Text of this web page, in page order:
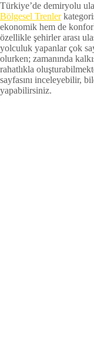
Türkiye’de demiryolu
Bölgesel Trenler
ekonomik hem de
özellikle şehirler arası
yolculuk yapanlar çok
olurken; zamanında
rahatlıkla
sayfasını inceleyebilir,
yapabilirsiniz.